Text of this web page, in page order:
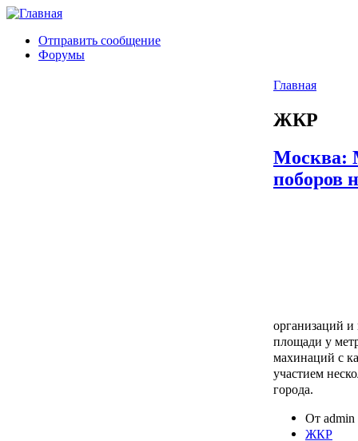
Отправить сообщение
Форумы
Главная
ЖКР
Москва:
поборов
организаций
площади у
махинаций с
участием
города.
От admin
ЖКР